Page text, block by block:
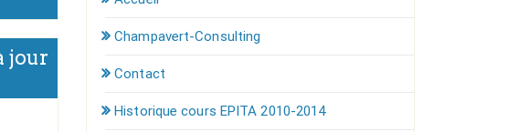
jour
Champavert-Consulting
Contact
Historique cours EPITA 2010-2014